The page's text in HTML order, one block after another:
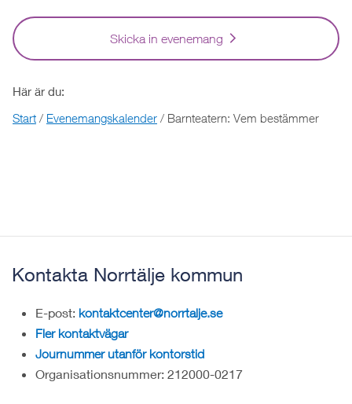
Skicka in evenemang
Här är du:
Start / Evenemangskalender / Barnteatern: Vem bestämmer
Kontakta Norrtälje kommun
E-post: kontaktcenter@norrtalje.se
Fler kontaktvägar
Journummer utanför kontorstid
Organisationsnummer: 212000-0217